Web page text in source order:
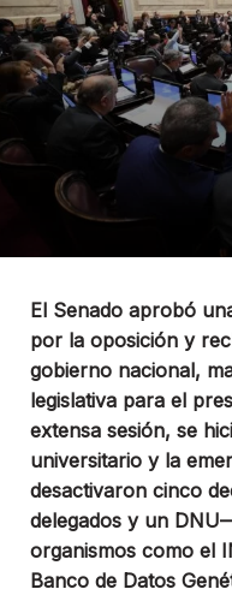
El Senado aprobó
por la oposición y
gobierno nacional,
legislativa para el
extensa sesión, se
universitario y la
desactivaron cinco
delegados y un
organismos como el
Banco de Datos